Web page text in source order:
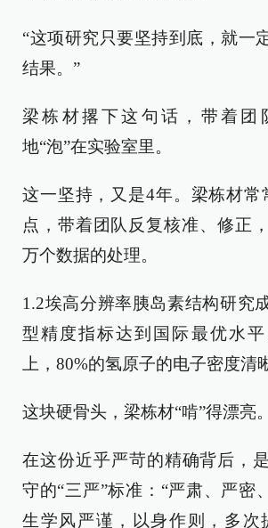
“这项研究只要坚持到底，就一
结果。”
梁栋材撂下这句话，带着团
地“泡”在实验室里。
这一坚持，又是4年。梁栋材常
点，带着团队反复核准、修正
万个数据的处理。
1.2埃高分辨率胰岛素结构研究
型精度指标达到国际最优水
上，80%的氢原子的电子密度清
这块硬骨头，梁栋材“啃”得漂亮。
在这份近乎严苛的精确背后，
守的“三严”标准：“严肃、严密
生学风严谨，以身作则，多次